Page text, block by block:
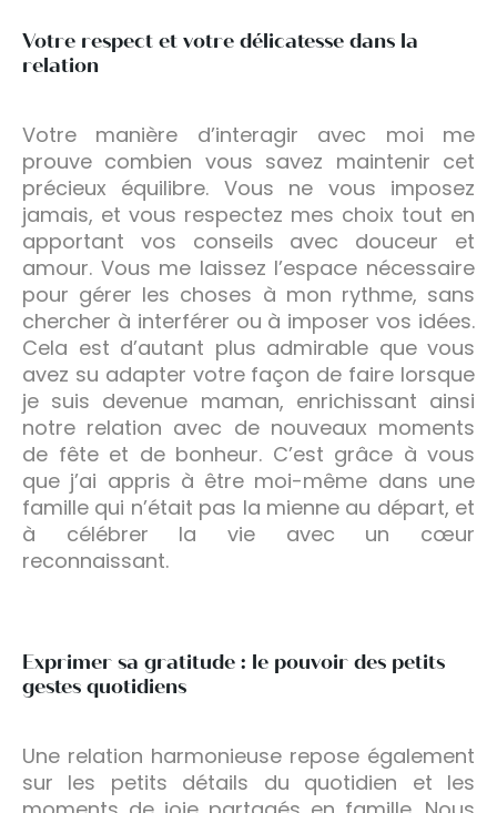
Votre respect et votre délicatesse dans la
relation
Votre manière d’interagir avec moi me
prouve combien vous savez maintenir cet
précieux équilibre. Vous ne vous imposez
jamais, et vous respectez mes choix tout en
apportant vos conseils avec douceur et
amour. Vous me laissez l’espace nécessaire
pour gérer les choses à mon rythme, sans
chercher à interférer ou à imposer vos idées.
Cela est d’autant plus admirable que vous
avez su adapter votre façon de faire lorsque
je suis devenue maman, enrichissant ainsi
notre relation avec de nouveaux moments
de fête et de bonheur. C’est grâce à vous
que j’ai appris à être moi-même dans une
famille qui n’était pas la mienne au départ, et
à célébrer la vie avec un cœur
reconnaissant.
Exprimer sa gratitude : le pouvoir des petits
gestes quotidiens
Une relation harmonieuse repose également
sur les petits détails du quotidien et les